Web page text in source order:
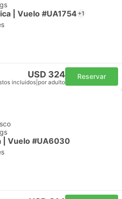
| Vuelo #UA1754 +1
USD 324
incluidos por adulto
Reservar
| Vuelo #UA6030